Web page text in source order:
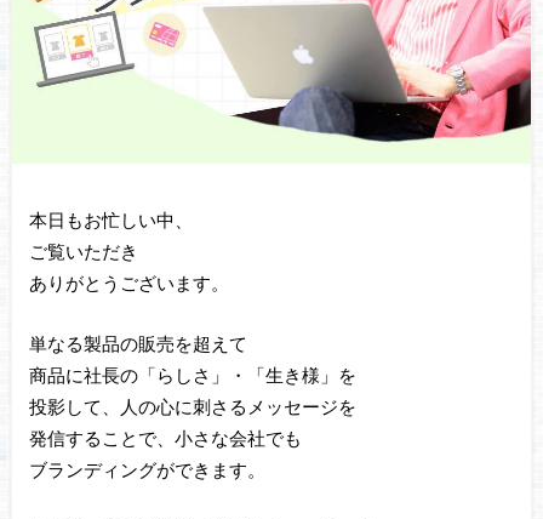
本日もお忙しい中、
ご覧いただき
ありがとうございます。
単なる製品の販売を超えて
商品に社長の「らしさ」・「生き様」を
投影して、人の心に刺さるメッセージを
発信することで、小さな会社でも
ブランディングができます。